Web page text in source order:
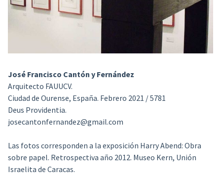
José Francisco Cantón y Fernández
Arquitecto FAUUCV.
Ciudad de Ourense, España. Febrero 2021 / 5781
Deus Providentia.
josecantonfernandez@gmail.com
Las fotos corresponden a la exposición Harry Abend: Obra
sobre papel. Retrospectiva año 2012. Museo Kern, Unión
Israelita de Caracas.